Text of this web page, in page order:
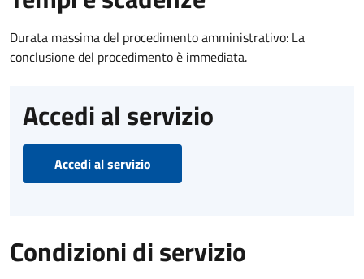
Durata massima del procedimento amministrativo: La
conclusione del procedimento è immediata.
Accedi al servizio
Accedi al servizio
Condizioni di servizio